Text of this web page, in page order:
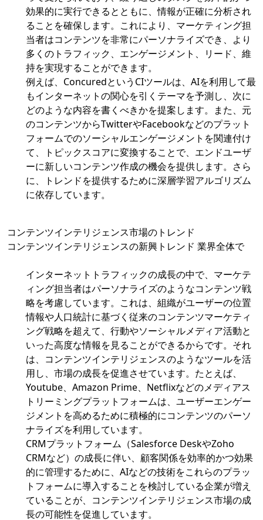
効果的に実行できるとともに、情報が正確に分析され
ることを確保します。これにより、マーケティング担
当者はコンテンツを非常にパーソナライズでき、より
多くのトラフィック、エンゲージメント、リード、維
持を実現することができます。
例えば、ConcuredというCIツールは、AIを利用して最
もインターネットの関心を引くテーマを予測し、次に
どのような内容を書くべきかを提案します。また、元
のコンテンツからTwitterやFacebookなどのプラット
フォームでのソーシャルエンゲージメントを関連付け
て、トピックスコアに変換することで、エンドユーザ
ーに新しいコンテンツ作成の機会を提供します。さら
に、トレンドを提供するために深層学習アルゴリズム
に依存しています。
コンテンツインテリジェンス市場のトレンド
コンテンツインテリジェンスの新興トレンド 業界全体で
インターネットトラフィックの成長の中で、マーケテ
ィング担当者はパーソナライズのようなコンテンツ戦
略を考慮しています。これは、組織がユーザーの位置
情報や人口統計に基づく従来のコンテンツマーケティ
ング戦略を超えて、行動やソーシャルメディア活動と
いった高度な情報を見ることができるからです。それ
は、コンテンツインテリジェンスのようなツールを活
用し、市場の成長を促進させています。たとえば、
Youtube、Amazon Prime、Netflixなどのメディアス
トリーミングプラットフォームは、ユーザーエンゲー
ジメントを高めるために積極的にコンテンツのパーソ
ナライズを利用しています。
CRMプラットフォーム（Salesforce DeskやZoho
CRMなど）の成長に伴い、顧客関係を効率的かつ効果
的に管理するために、AIなどの技術をこれらのプラッ
トフォームに導入することを検討している企業が増え
ていることが、コンテンツインテリジェンス市場の成
長の可能性を促進しています。